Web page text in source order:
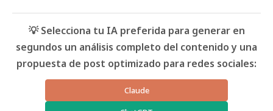
💡 Selecciona tu IA preferida para generar en
segundos un análisis completo del contenido y una
propuesta de post optimizado para redes sociales:
Claude